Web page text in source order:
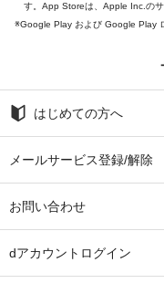
す。App Storeは、Apple Inc.のサ
Google Play および Google Play
はじめての方へ
メールサービス登録/解除
お問い合わせ
dアカウントログイン